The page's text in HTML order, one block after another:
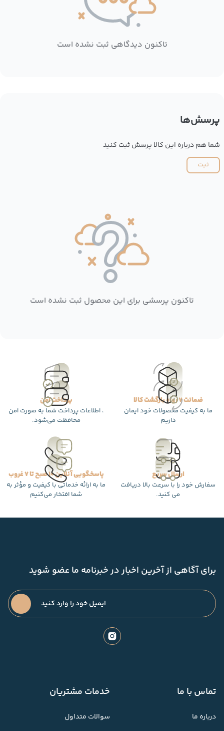
تاکنون دیدگاهی ثبت نشده است
پرسش‌ها
شما هم درباره این کالا پرسش ثبت کنید
ثبت
تاکنون پرسشی برای این محصول ثبت نشده است
ضمانت 7 روزه بازگشت کالا
ما به کیفیت محصولات خود ایمان
داریم
پرداخت امن
، اطلاعات پرداخت شما به صورت امن
محافظت می‌شود.
ارسال سریع
سفارش خود را با سرعت بالا دریافت
می کنید.
پاسخگویی آنلاین 10 صبح تا 7 غروب
ما به ارائه خدماتی با کیفیت و مؤثر به
شما افتخار می‌کنیم
برای آگاهی از آخرین اخبار در خبرنامه ما عضو شوید
تماس با ما
درباره ما
خدمات مشتریان
سوالات متداول